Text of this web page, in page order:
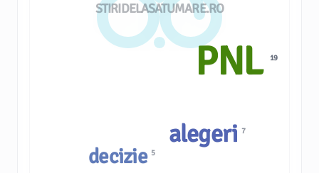
STIRIDELASATUMARE.RO
alegeri7
decizie 5
PNL 19